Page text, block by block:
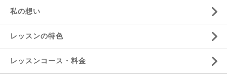
私の想い
レッスンの特色
レッスンコース・料金